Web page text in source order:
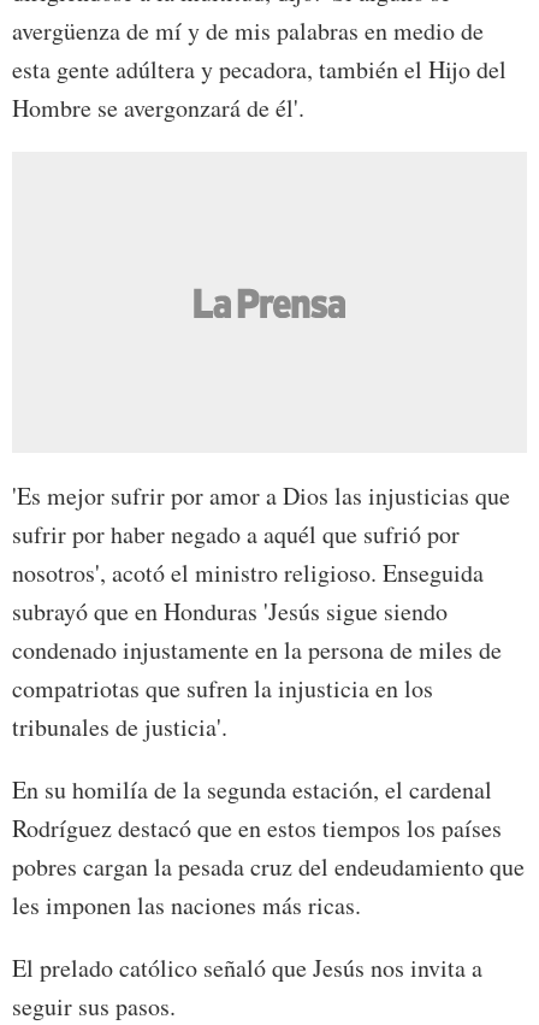
avergüenza de mí y de mis palabras en medio de
esta gente adúltera y pecadora, también el Hijo del
Hombre se avergonzará de él'.
'Es mejor sufrir por amor a Dios las injusticias que
sufrir por haber negado a aquél que sufrió por
nosotros', acotó el ministro religioso. Enseguida
subrayó que en Honduras 'Jesús sigue siendo
condenado injustamente en la persona de miles de
compatriotas que sufren la injusticia en los
tribunales de justicia'.
En su homilía de la segunda estación, el cardenal
Rodríguez destacó que en estos tiempos los países
pobres cargan la pesada cruz del endeudamiento que
les imponen las naciones más ricas.
El prelado católico señaló que Jesús nos invita a
seguir sus pasos.